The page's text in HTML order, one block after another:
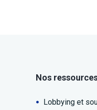
Nos
Lobbying et